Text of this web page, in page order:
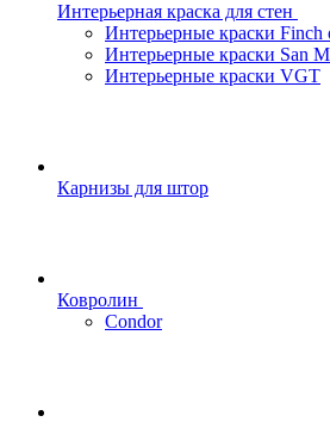
Интерьерная краска для стен
Интерьерные краски Finch
Интерьерные краски San
Интерьерные краски VGT
Карнизы для штор
Ковролин
Condor